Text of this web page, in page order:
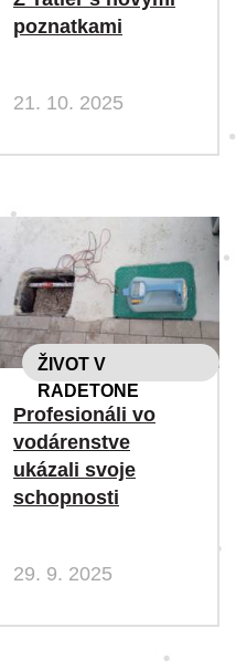
poznatkami
21. 10. 2025
ŽIVOT V
RADETONE
Profesionáli vo
vodárenstve
ukázali svoje
schopnosti
29. 9. 2025